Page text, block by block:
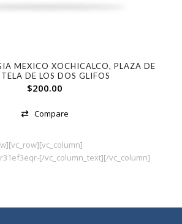
MEXICO XOCHICALCO, PLAZA DE
DE LOS DOS GLIFOS
$200.00
Compare
[/vc_column_text][/vc_column]